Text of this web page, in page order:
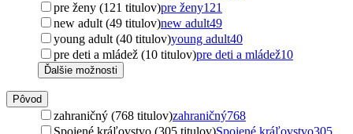
pre ženy (121 titulov)pre ženy121
new adult (49 titulov)new adult49
young adult (40 titulov)young adult40
pre deti a mládež (10 titulov)pre deti a mládež10
Ďalšie možnosti
Pôvod
zahraničný (768 titulov)zahraničný768
Spojené kráľovstvo (305 titulov)Spojené kráľovstvo305